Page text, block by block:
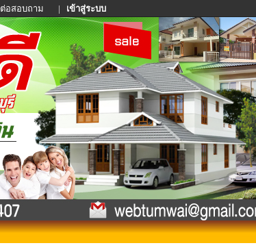
อสอบถาม | เข้าสู่ระบบ